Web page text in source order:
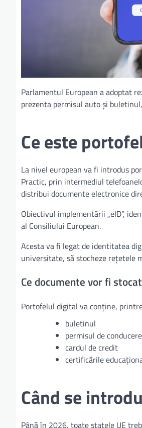
Parlamentul European a adoptat
prezenta permisul auto și
Ce este
La nivel european va fi introdus
Practic, prin intermediul
distribui documente electronice
Obiectivul implementării „eID”,
al Consiliului European.
Acesta va fi legat de identitatea
universitate, să stocheze rețetele
Ce documente vor fi
Portofelul digital va conține,
buletinul
permisul de conducere
cardul de credit
certificările
Când se
Până în 2026, toate statele UE